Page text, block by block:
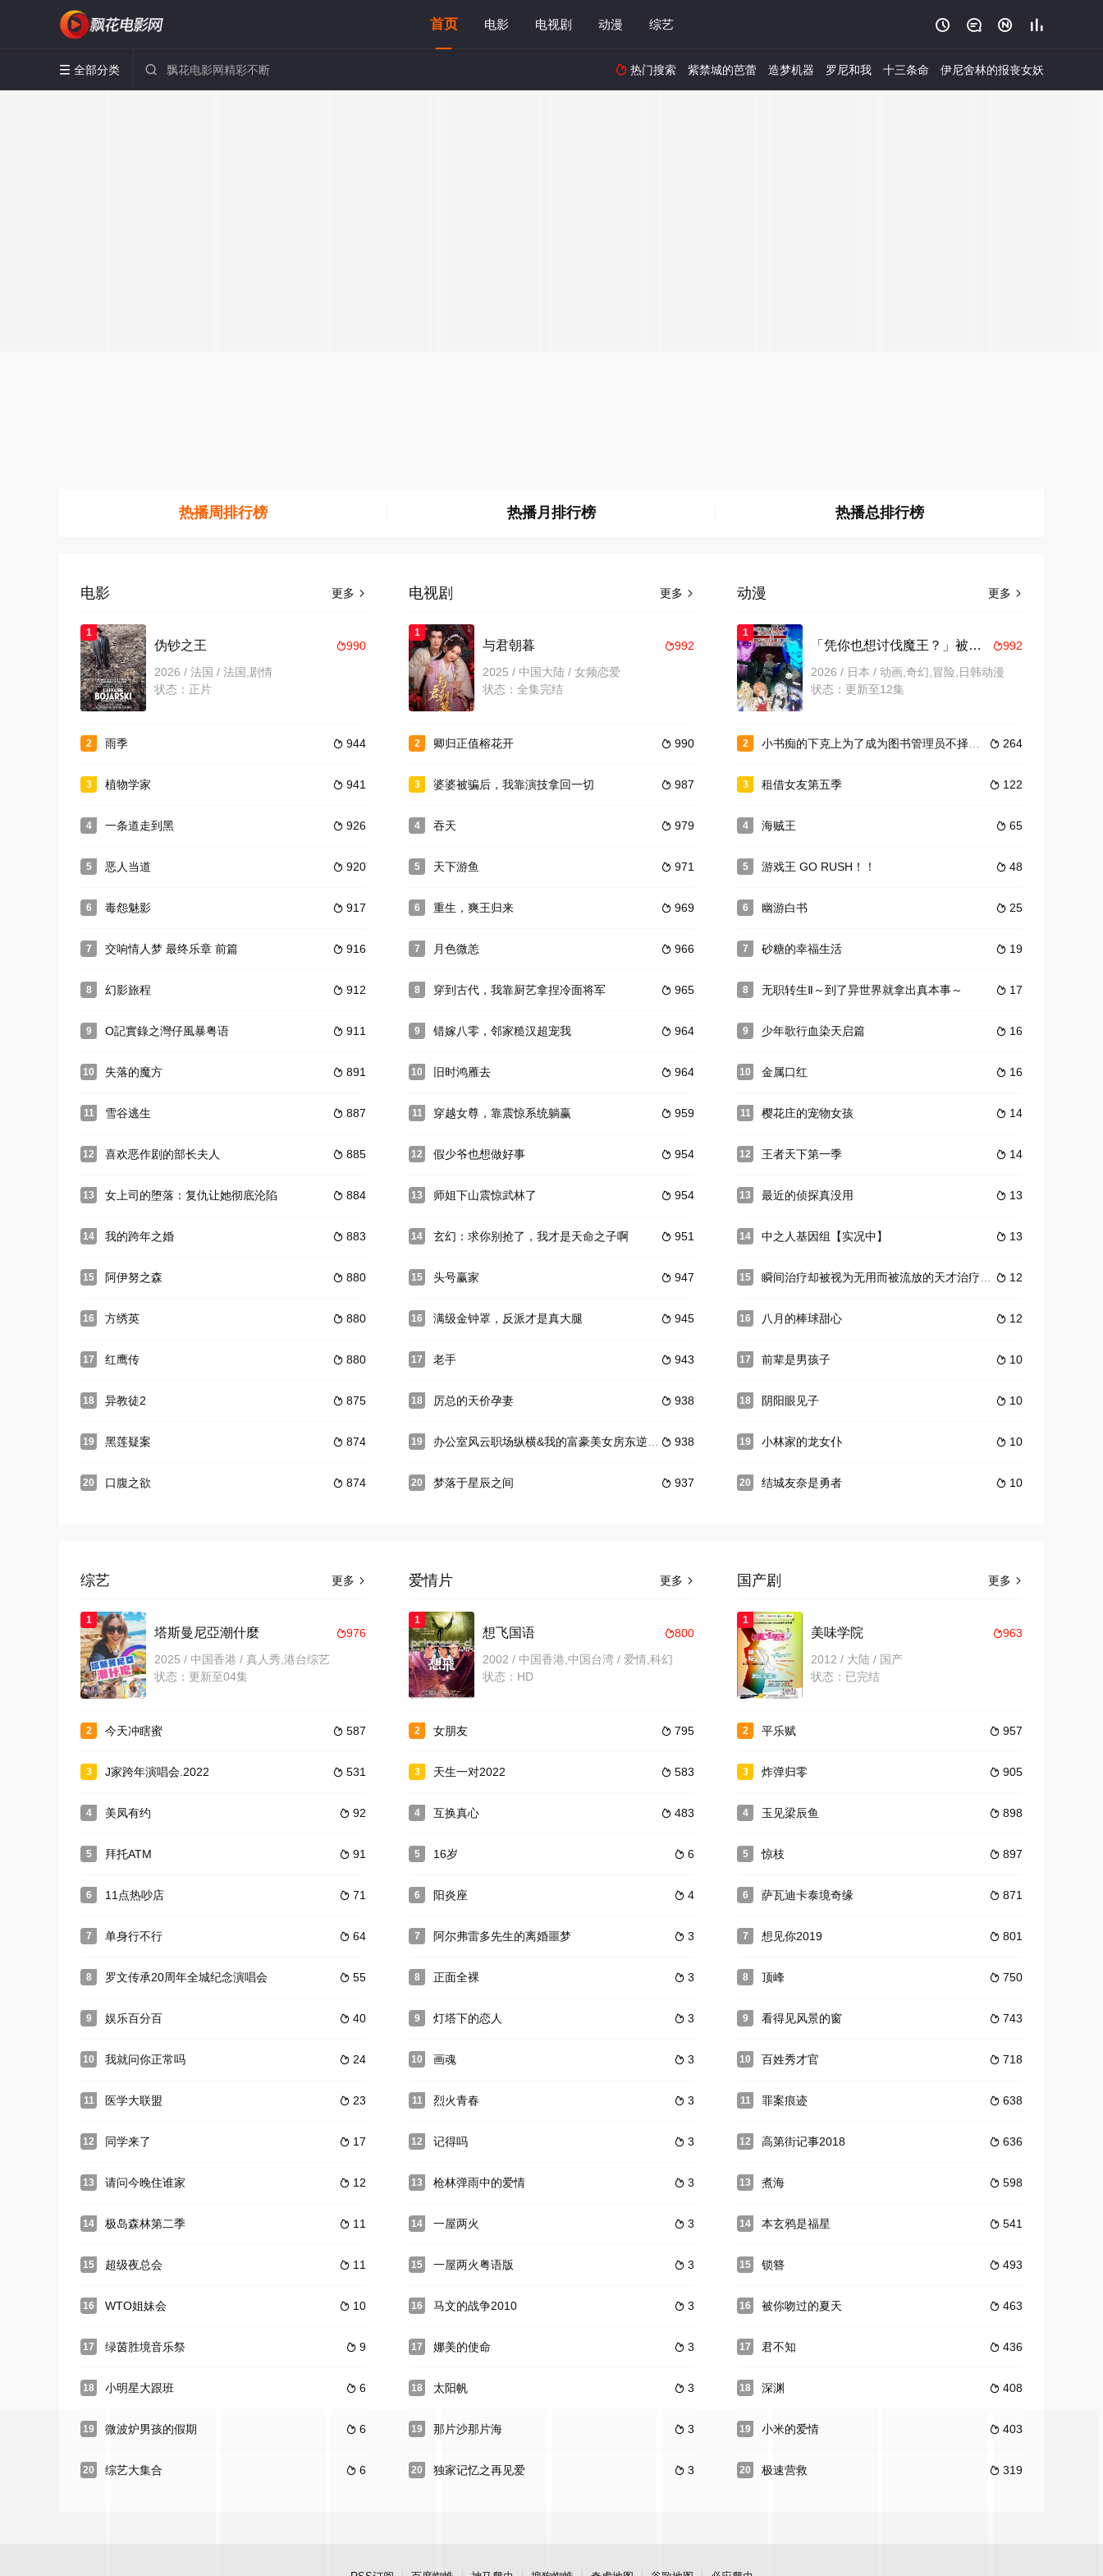
首页 电影 电视剧 动漫 综艺    
 全部分类   热门搜索 紫禁城的芭蕾 造梦机器 罗尼和我 十三条命 伊尼舍林的报丧女妖
热播周排行榜 热播月排行榜 热播总排行榜
更多 
电影
1
990
伪钞之王
2026 / 法国 / 法国,剧情
状态：正片
2  944
雨季
3  941
植物学家
4  926
一条道走到黑
5  920
恶人当道
6  917
毒怨魅影
7  916
交响情人梦 最终乐章 前篇
8  912
幻影旅程
9  911
O記實錄之灣仔風暴粤语
10  891
失落的魔方
11  887
雪谷逃生
12  885
喜欢恶作剧的部长夫人
13  884
女上司的堕落：复仇让她彻底沦陷
14  883
我的跨年之婚
15  880
阿伊努之森
16  880
方绣英
17  880
红鹰传
18  875
异教徒2
19  874
黑莲疑案
20  874
口腹之欲
更多 
电视剧
1
992
与君朝暮
2025 / 中国大陆 / 女频恋爱
状态：全集完结
2  990
卿归正值榕花开
3  987
婆婆被骗后，我靠演技拿回一切
4  979
吞天
5  971
天下游鱼
6  969
重生，爽王归来
7  966
月色微恙
8  965
穿到古代，我靠厨艺拿捏冷面将军
9  964
错嫁八零，邻家糙汉超宠我
10  964
旧时鸿雁去
11  959
穿越女尊，靠震惊系统躺赢
12  954
假少爷也想做好事
13  954
师姐下山震惊武林了
14  951
玄幻：求你别抢了，我才是天命之子啊
15  947
头号赢家
16  945
满级金钟罩，反派才是真大腿
17  943
老手
18  938
厉总的天价孕妻
19  938
办公室风云职场纵横&我的富豪美女房东逆袭职场风云
20  937
梦落于星辰之间
更多 
动漫
1
992
「凭你也想讨伐魔王？」被勇者小队逐出队伍，只好在王都自在过活
2026 / 日本 / 动画,奇幻,冒险,日韩动漫
状态：更新至12集
2  264
小书痴的下克上为了成为图书管理员不择手段！第二季
3  122
租借女友第五季
4  65
海贼王
5  48
游戏王 GO RUSH！！
6  25
幽游白书
7  19
砂糖的幸福生活
8  17
无职转生Ⅱ～到了异世界就拿出真本事～
9  16
少年歌行血染天启篇
10  16
金属口红
11  14
樱花庄的宠物女孩
12  14
王者天下第一季
13  13
最近的侦探真没用
14  13
中之人基因组【实况中】
15  12
瞬间治疗却被视为无用而被流放的天才治疗师，以暗黑治疗师的身份幸福地生活着
16  12
八月的棒球甜心
17  10
前辈是男孩子
18  10
阴阳眼见子
19  10
小林家的龙女仆
20  10
结城友奈是勇者
更多 
综艺
1
976
塔斯曼尼亞潮什麼
2025 / 中国香港 / 真人秀,港台综艺
状态：更新至04集
2  587
今天冲瞎蜜
3  531
J家跨年演唱会.2022
4  92
美凤有约
5  91
拜托ATM
6  71
11点热吵店
7  64
单身行不行
8  55
罗文传承20周年全城纪念演唱会
9  40
娱乐百分百
10  24
我就问你正常吗
11  23
医学大联盟
12  17
同学来了
13  12
请问今晚住谁家
14  11
极岛森林第二季
15  11
超级夜总会
16  10
WTO姐妹会
17  9
绿茵胜境音乐祭
18  6
小明星大跟班
19  6
微波炉男孩的假期
20  6
综艺大集合
更多 
爱情片
1
800
想飞国语
2002 / 中国香港,中国台湾 / 爱情,科幻
状态：HD
2  795
女朋友
3  583
天生一对2022
4  483
互换真心
5  6
16岁
6  4
阳炎座
7  3
阿尔弗雷多先生的离婚噩梦
8  3
正面全裸
9  3
灯塔下的恋人
10  3
画魂
11  3
烈火青春
12  3
记得吗
13  3
枪林弹雨中的爱情
14  3
一屋两火
15  3
一屋两火粤语版
16  3
马文的战争2010
17  3
娜美的使命
18  3
太阳帆
19  3
那片沙那片海
20  3
独家记忆之再见爱
更多 
国产剧
1
963
美味学院
2012 / 大陆 / 国产
状态：已完结
2  957
平乐赋
3  905
炸弹归零
4  898
玉见梁辰鱼
5  897
惊枝
6  871
萨瓦迪卡泰境奇缘
7  801
想见你2019
8  750
顶峰
9  743
看得见风景的窗
10  718
百姓秀才官
11  638
罪案痕迹
12  636
高第街记事2018
13  598
煮海
14  541
本玄鸦是福星
15  493
锁簪
16  463
被你吻过的夏天
17  436
君不知
18  408
深渊
19  403
小米的爱情
20  319
极速营救